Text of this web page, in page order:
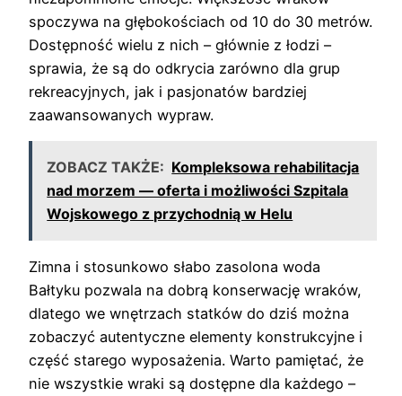
spoczywa na głębokościach od 10 do 30 metrów.
Dostępność wielu z nich – głównie z łodzi –
sprawia, że są do odkrycia zarówno dla grup
rekreacyjnych, jak i pasjonatów bardziej
zaawansowanych wypraw.
ZOBACZ TAKŻE: Kompleksowa rehabilitacja
nad morzem — oferta i możliwości Szpitala
Wojskowego z przychodnią w Helu
Zimna i stosunkowo słabo zasolona woda
Bałtyku pozwala na dobrą konserwację wraków,
dlatego we wnętrzach statków do dziś można
zobaczyć autentyczne elementy konstrukcyjne i
część starego wyposażenia. Warto pamiętać, że
nie wszystkie wraki są dostępne dla każdego –